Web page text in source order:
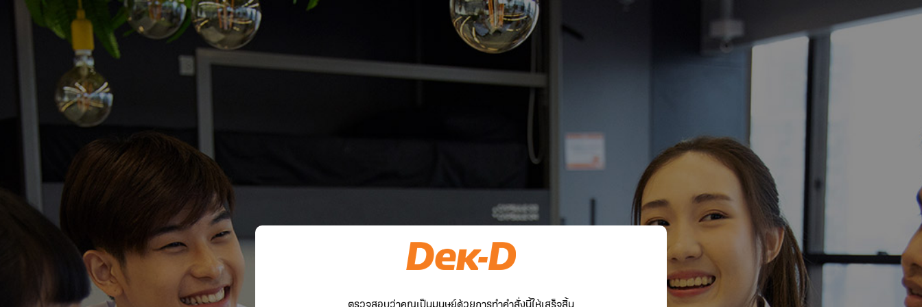
ตรวจสอบว่าคุณเป็นมนุษย์ด้วยการทำคำสั่งนี้ให้เสร็จสิ้น